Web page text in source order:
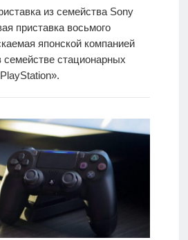
из семейства Sony
приставка восьмого
японской компанией
семействе стационарных